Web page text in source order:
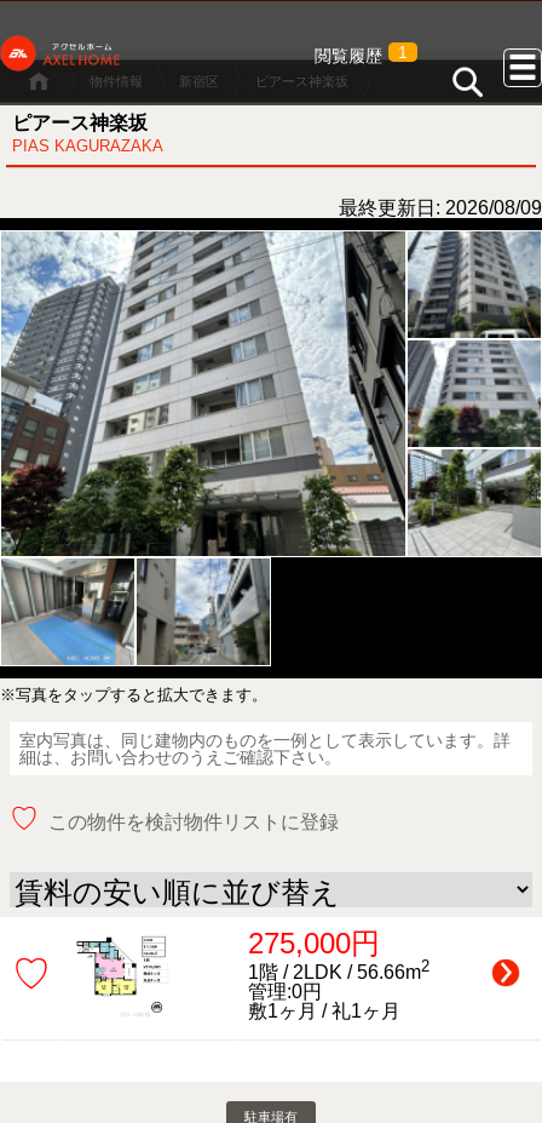
閲覧履歴 1
物件情報 新宿区 ピアース神楽坂
ピアース神楽坂
PIAS KAGURAZAKA
最終更新日: 2026/08/09
※写真をタップすると拡大できます。
室内写真は、同じ建物内のものを一例として表示しています。詳
細は、お問い合わせのうえご確認下さい。
♡ この物件を検討物件リストに登録
♡
275,000円
1階 / 2LDK / 56.66m2
管理:0円
敷1ヶ月 / 礼1ヶ月
駐車場有